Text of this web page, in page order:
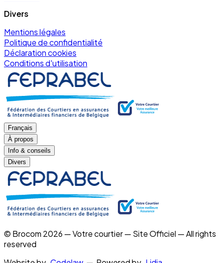
Divers
Mentions légales
Politique de confidentialité
Déclaration cookies
Conditions d'utilisation
Français
À propos
Info & conseils
Divers
© Brocom 2026 — Votre courtier — Site Officiel — All rights
reserved